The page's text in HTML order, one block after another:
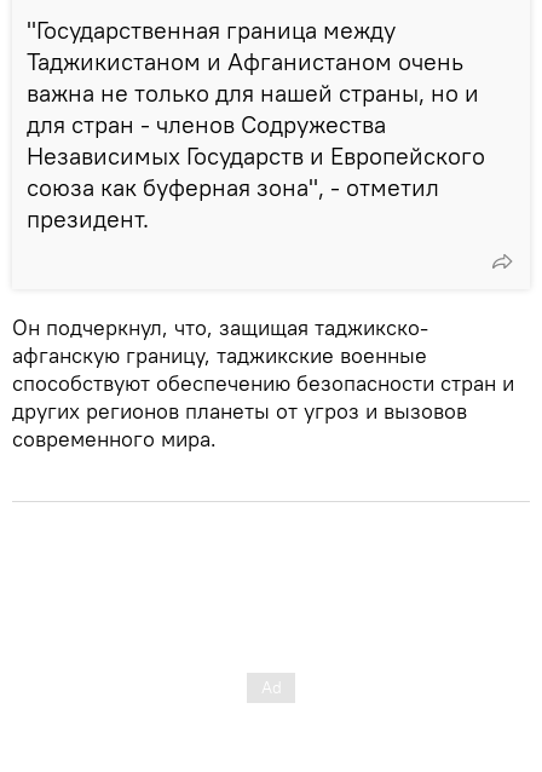
"Государственная граница между
Таджикистаном и Афганистаном очень
важна не только для нашей страны, но и
для стран - членов Содружества
Независимых Государств и Европейского
союза как буферная зона", - отметил
президент.
Он подчеркнул, что, защищая таджикско-
афганскую границу, таджикские военные
способствуют обеспечению безопасности стран и
других регионов планеты от угроз и вызовов
современного мира.